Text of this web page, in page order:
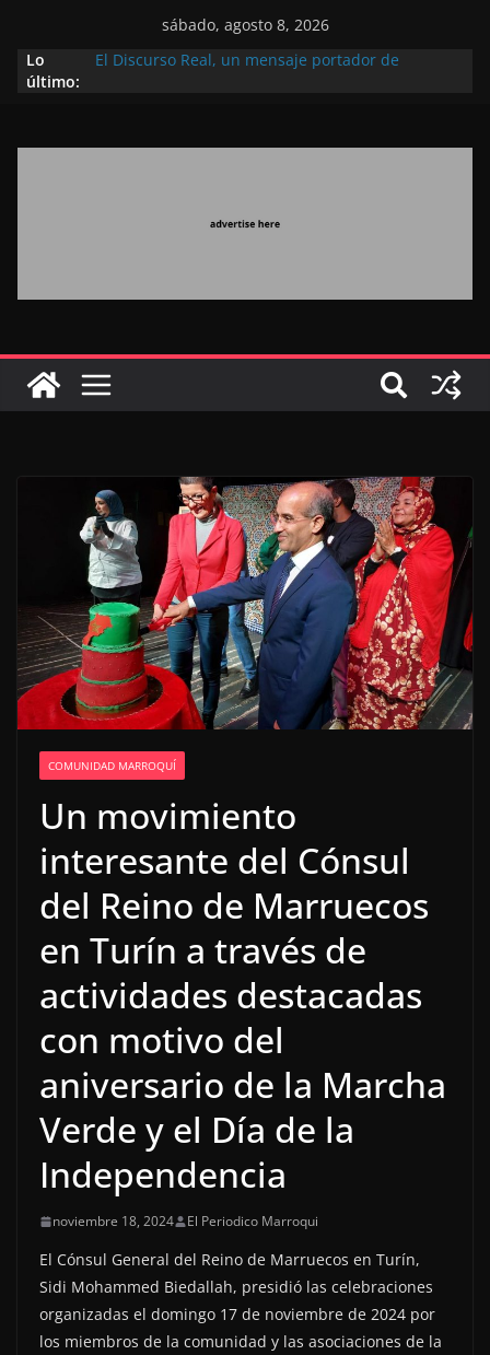
sábado, agosto 8, 2026
Lo
último:
El Discurso Real, un mensaje portador de
Extranjero: al servicio de los grandes proyectos de
Marruecos gracias a una visión estratégica
destinada a consolidar la posición de Marruecos
en una economía mundial competitiva (politólogo
marroquí-estadounidense)
COMUNIDAD MARROQUÍ
Un movimiento
interesante del Cónsul
del Reino de Marruecos
en Turín a través de
actividades destacadas
con motivo del
aniversario de la Marcha
Verde y el Día de la
Independencia
noviembre 18, 2024 El Periodico Marroqui
El Cónsul General del Reino de Marruecos en Turín,
Sidi Mohammed Biedallah, presidió las celebraciones
organizadas el domingo 17 de noviembre de 2024 por
los miembros de la comunidad y las asociaciones de la